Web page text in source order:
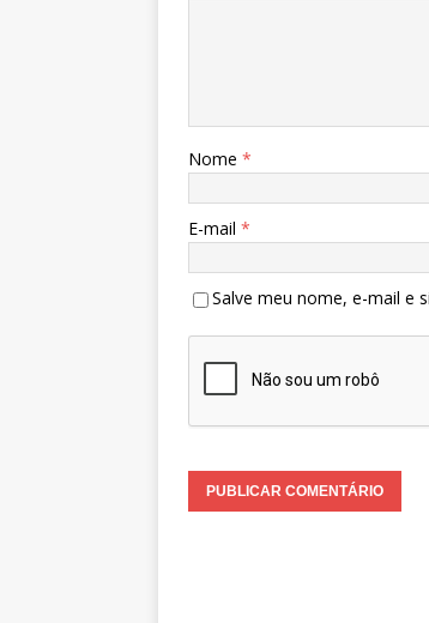
Nome *
E-mail *
Salve meu nome, e-mail e